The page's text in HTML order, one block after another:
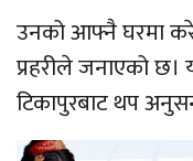
उनको आफ्नै घरमा
प्रहरीले जनाएको छ।
टिकापुरबाट थप